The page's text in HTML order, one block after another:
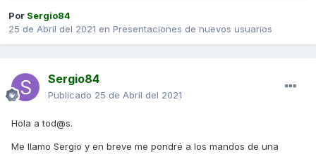
Por Sergio84
25 de Abril del 2021 en Presentaciones de nuevos usuarios
Sergio84
Publicado 25 de Abril del 2021
Hola a tod@s.
Me llamo Sergio y en breve me pondré a los mandos de una